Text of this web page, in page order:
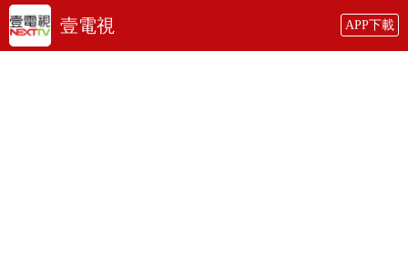
壹電視 APP下載